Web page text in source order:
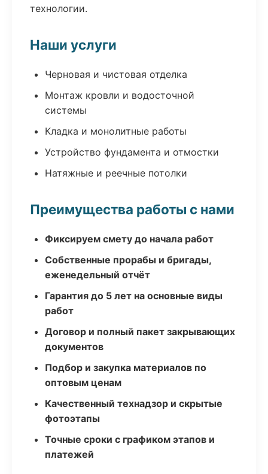
технологии.
Наши услуги
Черновая и чистовая отделка
Монтаж кровли и водосточной
системы
Кладка и монолитные работы
Устройство фундамента и отмостки
Натяжные и реечные потолки
Преимущества работы с нами
Фиксируем смету до начала работ
Собственные прорабы и бригады,
еженедельный отчёт
Гарантия до 5 лет на основные виды
работ
Договор и полный пакет закрывающих
документов
Подбор и закупка материалов по
оптовым ценам
Качественный технадзор и скрытые
фотоэтапы
Точные сроки с графиком этапов и
платежей